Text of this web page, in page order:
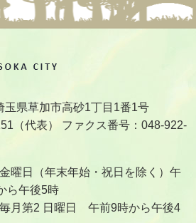
玉県草加市高砂1丁目1番1号
（代表） ファクス番号：048-922-
曜日（年末年始・祝日を除く）午
ら午後5時
月第2 日曜日 午前9時から午後4